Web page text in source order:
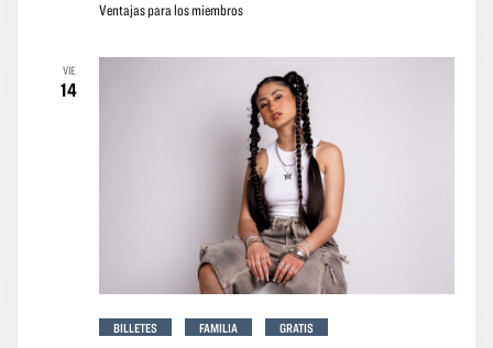
Ventajas para los miembros
VIE
14
BILLETES FAMILIA
GRATIS